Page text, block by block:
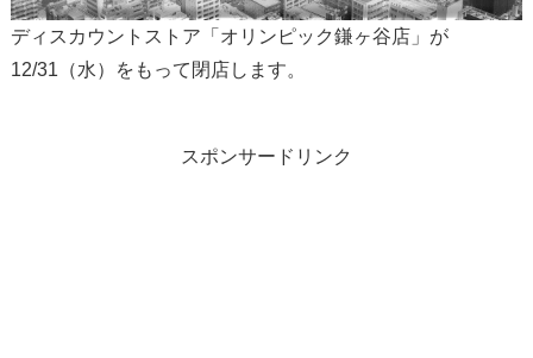
ディスカウントストア「オリンピック鎌ヶ谷店」が
12/31（水）をもって閉店します。
スポンサードリンク